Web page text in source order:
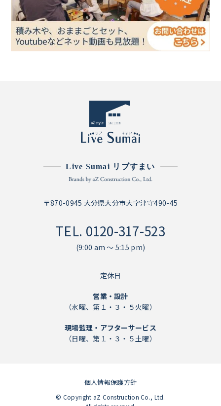
Live Sumai リブすまい
〒870-0945 大分県大分市大字津守490-45
TEL. 0120-317-523
(9:00 am ～ 5:15 pm)
定休日
営業・設計
（水曜、第１・３・５火曜）
現場監理・アフターサービス
（日曜、第１・３・５土曜）
個人情報保護方針
© Copyright aZ Construction Co., Ltd.